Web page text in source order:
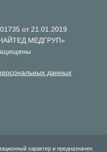
от 21.01.2019
МЕДГРУП»
данных
характер и предназначен